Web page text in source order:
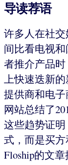
导读荐语
许多人在社
间比看电视
者推介产品
上快速迭新
提供商和电
网站总结了
这些趋势证
式，而是买方
Floship的文章